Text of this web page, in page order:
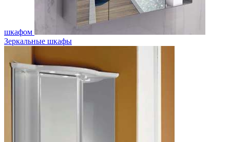
шкафом
Зеркальные шкафы